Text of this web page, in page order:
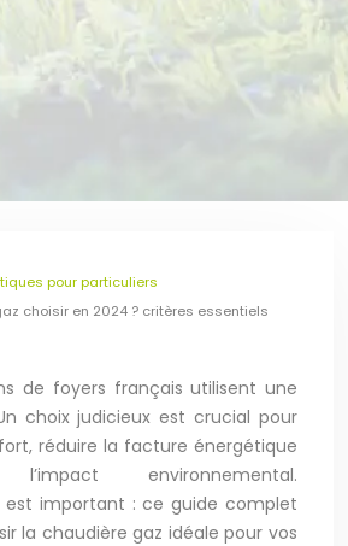
pour particuliers
choisir en 2024 ? critères essentiels
de foyers français utilisent une
choix judicieux est crucial pour
réduire la facture énergétique
environnemental.
est important : ce guide complet
la chaudière gaz idéale pour vos